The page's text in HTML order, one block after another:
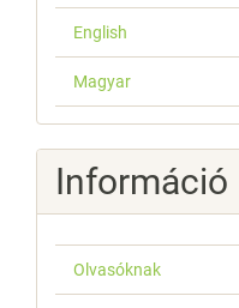
English
Magyar
Információ
Olvasóknak